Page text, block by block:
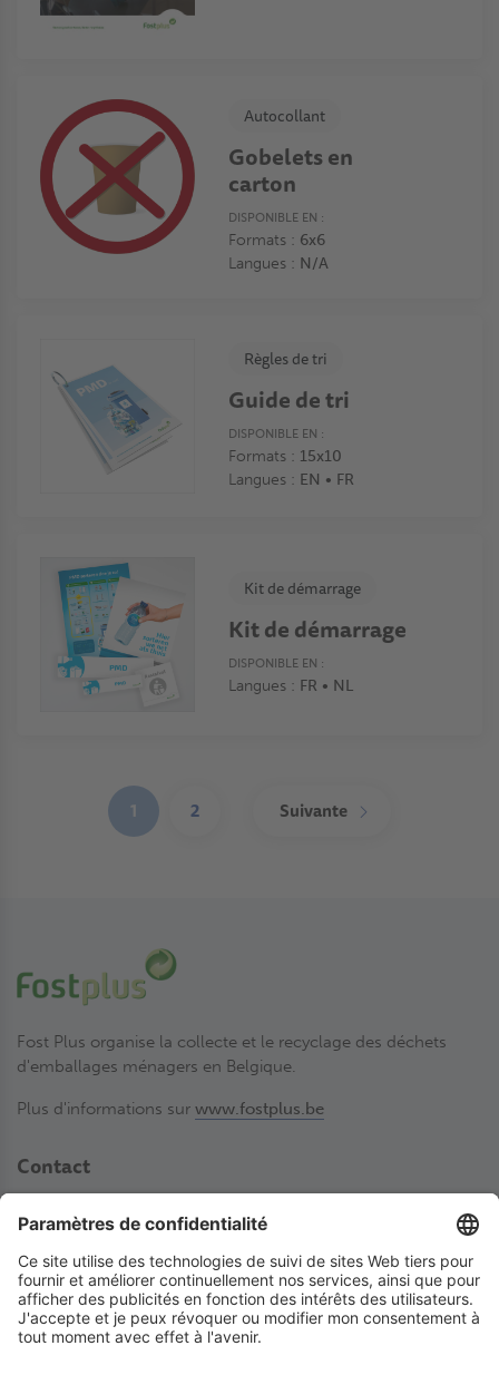
Autocollant
Gobelets en
carton
DISPONIBLE EN :
Formats : 6x6
Langues : N/A
Règles de tri
Guide de tri
DISPONIBLE EN :
Formats : 15x10
Langues : EN • FR
Kit de démarrage
Kit de démarrage
DISPONIBLE EN :
Langues : FR • NL
Pagination 1
(current)
2 Suivante
Fost Plus organise la collecte et le recyclage des déchets
d'emballages ménagers en Belgique.
Plus d'informations sur www.fostplus.be
Contact
Avenue des Olympiades 2
BE-1140 Bruxelles
02 775 03 50
laboutiquedetri@fostplus.be